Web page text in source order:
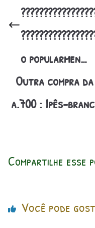
o popularmen…
Outra compra
a.700 : Ipês-
Compartilhe esse
Você pode